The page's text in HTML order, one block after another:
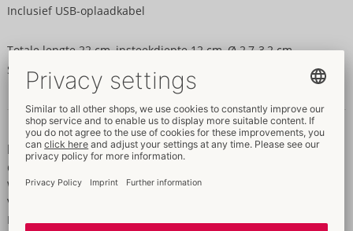
Inclusief USB-oplaadkabel
Totale lengte 22 cm, insteekdiepte 12 cm, Ø 2,7-3,2 cm.
Siliconen met PU-coating, ABS.
Gegevens en kenmerken
Kenmerken
Oplaadbaar
Waterdicht
Voor vrouwen
Meerdere vibratiestanden